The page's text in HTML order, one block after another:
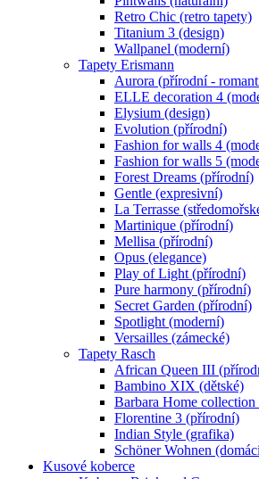
Retro Chic (retro tapety)
Titanium 3 (design)
Wallpanel (moderní)
Tapety Erismann
Aurora (přírodní -
ELLE decoration 4
Elysium (design)
Evolution (přírodní)
Fashion for walls 4
Fashion for walls 5
Forest Dreams (přírodní)
Gentle (expresivní)
La Terrasse
Martinique (přírodní)
Mellisa (přírodní)
Opus (elegance)
Play of Light (přírodní)
Pure harmony (přírodní)
Secret Garden (přírodní)
Spotlight (moderní)
Versailles (zámecké)
Tapety Rasch
African Queen III
Bambino XIX (dětské)
Barbara Home
Florentine 3 (přírodní)
Indian Style (grafika)
Schöner Wohnen
Kusové koberce